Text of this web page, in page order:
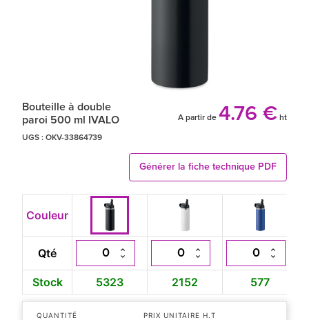
Bouteille à double
paroi 500 ml IVALO
A partir de 4.76 € ht
UGS : OKV-33864739
Générer la fiche technique PDF
Couleur
Qté
Stock 5323 2152 577
QUANTITÉ PRIX UNITAIRE H.T